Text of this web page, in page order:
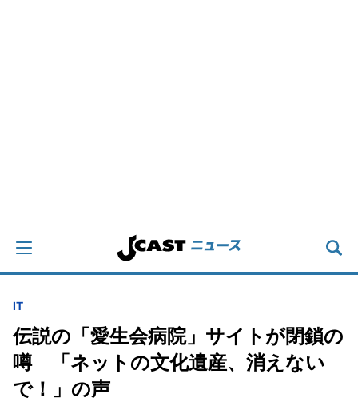
IT
伝説の「愛生会病院」サイトが閉鎖の
噂 「ネットの文化遺産、消えない
で！」の声